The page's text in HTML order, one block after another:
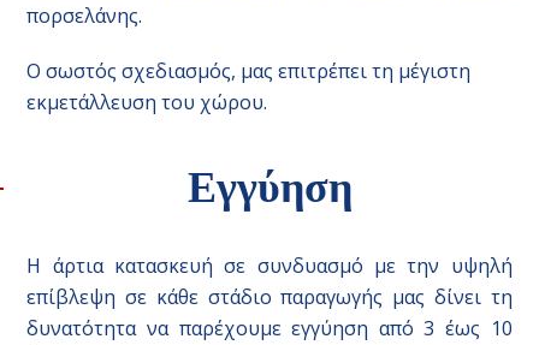
πορσελάνης.
Ο σωστός σχεδιασμός, μας επιτρέπει τη μέγιστη
εκμετάλλευση του χώρου.
Εγγύηση
Η άρτια κατασκευή σε συνδυασμό με την υψηλή
επίβλεψη σε κάθε στάδιο παραγωγής μας δίνει τη
δυνατότητα να παρέχουμε εγγύηση από 3 έως 10